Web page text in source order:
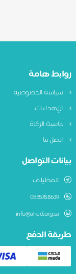
هامة
الخصوصية
الزكاة
بنا
التواصل
المظيلف
0555788639
info@ahed.org.sa
الدفع